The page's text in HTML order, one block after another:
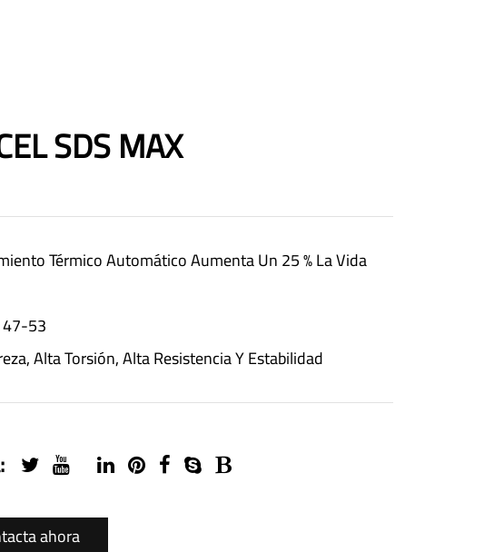
SDS MAX
Térmico Automático Aumenta Un 25 % La Vida
53
Alta Torsión, Alta Resistencia Y Estabilidad
ahora